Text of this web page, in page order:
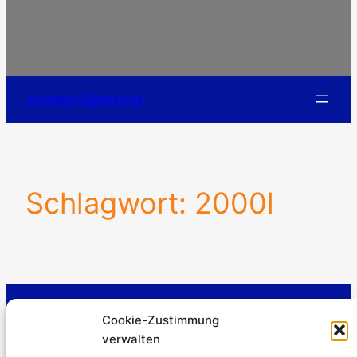
Cookie-Zustimmung
verwalten
Angebotsübersicht
Schlagwort: 2000l
Kürtener Straße 13, D-51465 Bergisch Gladbach
Geschäftsführer: Andre Kandlin